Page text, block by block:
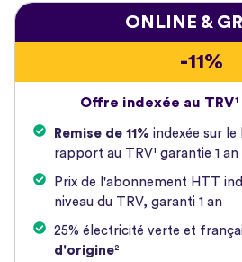
ONLINE &
-11%
Offre indexée au TRV¹
Remise de 11% indexée sur
rapport au TRV¹ garantie 1 an
Prix de l'abonnement HTT
niveau du TRV, garanti 1 an
25% électricité verte et
d'origine²